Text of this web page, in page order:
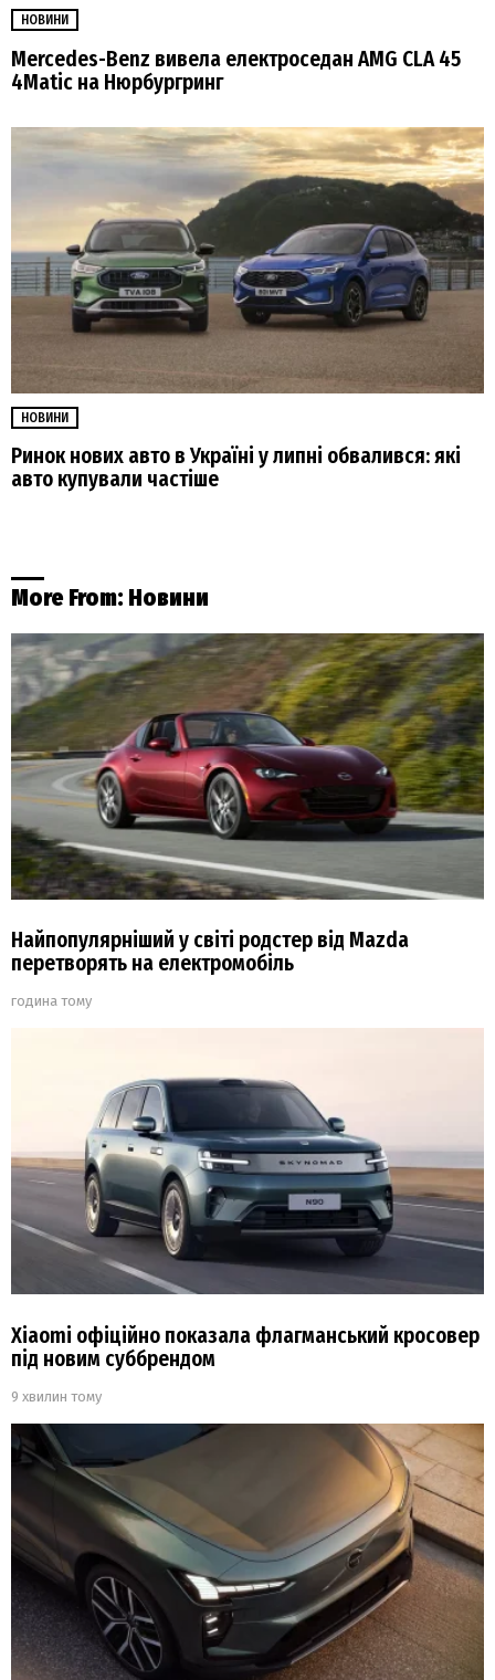
НОВИНИ
Mercedes-Benz вивела електроседан AMG CLA 45
4Matic на Нюрбургринг
НОВИНИ
Ринок нових авто в Україні у липні обвалився: які
авто купували частіше
More From: Новини
Найпопулярніший у світі родстер від Mazda
перетворять на електромобіль
година тому
Xiaomi офіційно показала флагманський кросовер
під новим суббрендом
9 хвилин тому